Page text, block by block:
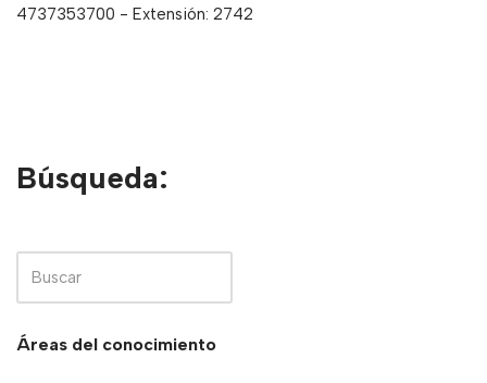
4737353700 - Extensión: 2742
Búsqueda:
Áreas del conocimiento